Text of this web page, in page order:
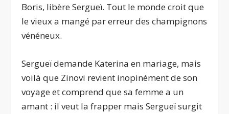
Boris, libère Sergueï. Tout le monde croit que
le vieux a mangé par erreur des champignons
vénéneux.
Sergueï demande Katerina en mariage, mais
voilà que Zinovi revient inopinément de son
voyage et comprend que sa femme a un
amant : il veut la frapper mais Sergueï surgit